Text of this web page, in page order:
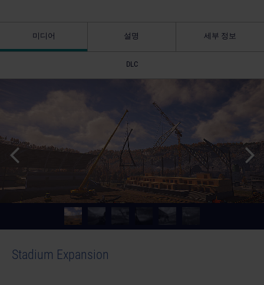
미디어 설명 세부 정보
DLC
Stadium Expansion